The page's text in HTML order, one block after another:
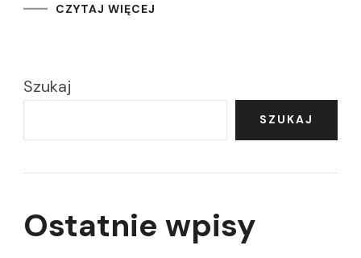
CZYTAJ WIĘCEJ
Szukaj
SZUKAJ
Ostatnie wpisy